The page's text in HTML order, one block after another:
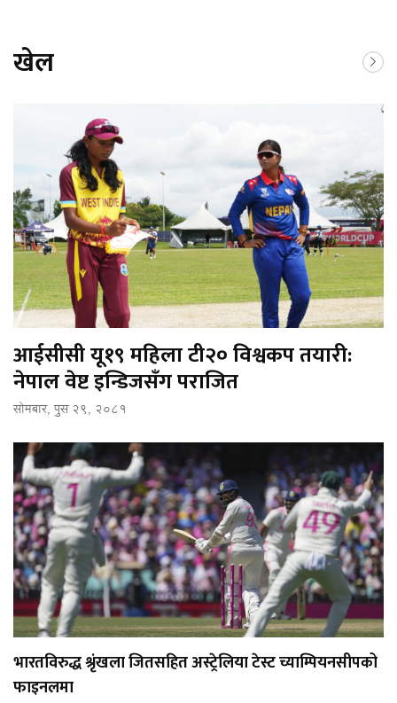
खेल
आईसीसी यू१९ महिला टी२० विश्वकप तयारी:
नेपाल वेष्ट इन्डिजसँग पराजित
सोमबार, पुस २९, २०८१
भारतविरुद्ध श्रृंखला जितसहित अस्ट्रेलिया टेस्ट च्याम्पियनसीपको
फाइनलमा